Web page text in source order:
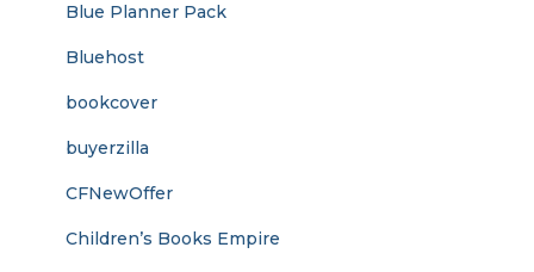
Blue Planner Pack
Bluehost
bookcover
buyerzilla
CFNewOffer
Children’s Books Empire